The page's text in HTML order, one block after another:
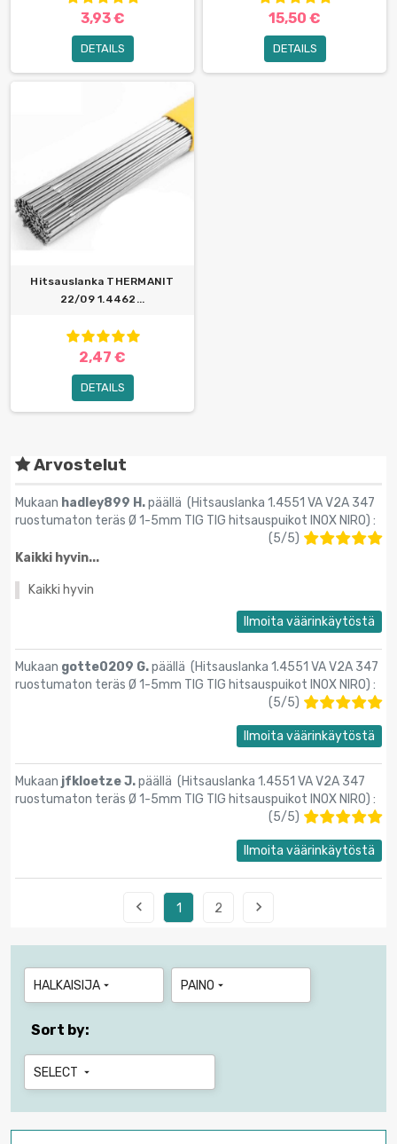
3,93 €
DETAILS
15,50 €
DETAILS
Hitsauslanka THERMANIT
22/09 1.4462...
2,47 €
DETAILS
Arvostelut
Mukaan hadley899 H.päällä (Hitsauslanka 1.4551 VA V2A 347
ruostumaton teräs Ø 1-5mm TIG TIG hitsauspuikot INOX NIRO) :
(5/5)
Kaikki hyvin...
Kaikki hyvin
Ilmoita väärinkäytöstä
Mukaan gotte0209 G.päällä (Hitsauslanka 1.4551 VA V2A 347
ruostumaton teräs Ø 1-5mm TIG TIG hitsauspuikot INOX NIRO) :
(5/5)
Ilmoita väärinkäytöstä
Mukaan jfkloetze J.päällä (Hitsauslanka 1.4551 VA V2A 347
ruostumaton teräs Ø 1-5mm TIG TIG hitsauspuikot INOX NIRO) :
(5/5)
Ilmoita väärinkäytöstä
 1 2 
HALKAISIJA  PAINO 
Sort by:
SELECT 